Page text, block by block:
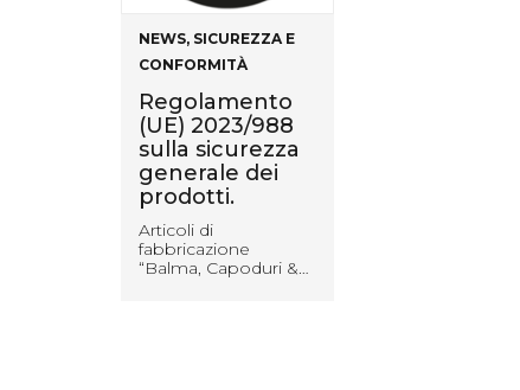
NEWS, SICUREZZA E
CONFORMITÀ
Regolamento
(UE) 2023/988
sulla sicurezza
generale dei
prodotti.
Articoli di
fabbricazione
“Balma, Capoduri &…